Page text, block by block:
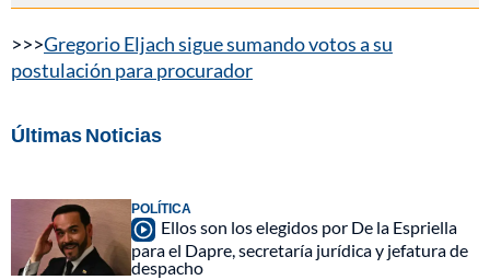
>>>Gregorio Eljach sigue sumando votos a su
postulación para procurador
Últimas Noticias
POLÍTICA
Ellos son los elegidos por De la Espriella
para el Dapre, secretaría jurídica y jefatura de
despacho